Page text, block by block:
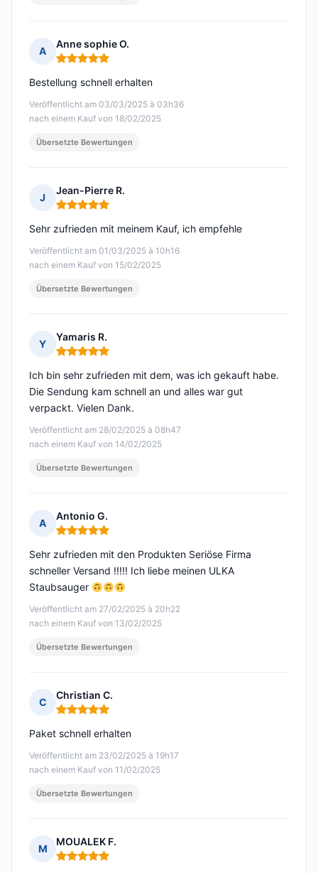
A
Anne sophie O.
Hinweis: 5 von 5
Veröffentlicht am 03/03/2025 à 03h36
nach einem Kauf von 18/02/2025
Bestellung schnell erhalten
Übersetzte Bewertungen
J
Jean-Pierre R.
Hinweis: 5 von 5
Veröffentlicht am 01/03/2025 à 10h16
nach einem Kauf von 15/02/2025
Sehr zufrieden mit meinem Kauf, ich empfehle
Übersetzte Bewertungen
Y
Yamaris R.
Hinweis: 5 von 5
Veröffentlicht am 28/02/2025 à 08h47
nach einem Kauf von 14/02/2025
Ich bin sehr zufrieden mit dem, was ich gekauft habe.
Die Sendung kam schnell an und alles war gut
verpackt. Vielen Dank.
Übersetzte Bewertungen
A
Antonio G.
Hinweis: 5 von 5
Veröffentlicht am 27/02/2025 à 20h22
nach einem Kauf von 13/02/2025
Sehr zufrieden mit den Produkten Seriöse Firma
schneller Versand !!!!! Ich liebe meinen ULKA
Staubsauger
Übersetzte Bewertungen
C
Christian C.
Hinweis: 5 von 5
Veröffentlicht am 23/02/2025 à 19h17
nach einem Kauf von 11/02/2025
Paket schnell erhalten
Übersetzte Bewertungen
M
MOUALEK F.
Hinweis: 5 von 5